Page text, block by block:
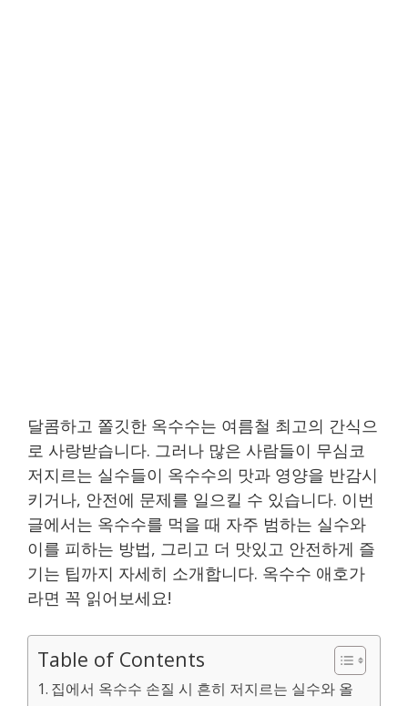
달콤하고 쫄깃한 옥수수는 여름철 최고의 간식으
로 사랑받습니다. 그러나 많은 사람들이 무심코
저지르는 실수들이 옥수수의 맛과 영양을 반감시
키거나, 안전에 문제를 일으킬 수 있습니다. 이번
글에서는 옥수수를 먹을 때 자주 범하는 실수와
이를 피하는 방법, 그리고 더 맛있고 안전하게 즐
기는 팁까지 자세히 소개합니다. 옥수수 애호가
라면 꼭 읽어보세요!
Table of Contents
집에서 옥수수 손질 시 흔히 저지르는 실수와 올